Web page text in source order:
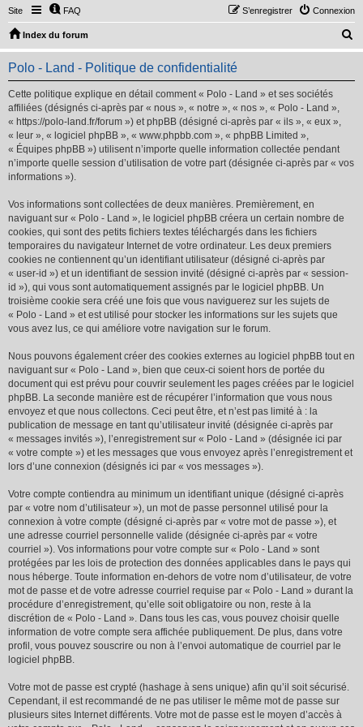
Site FAQ Connexion
S’enregistrer
Index du forum
e
Polo - Land - Politique de confidentialité
Cette politique explique en détail comment « Polo - Land » et ses sociétés
affiliées (désignés ci-après par « nous », « notre », « nos », « Polo - Land »,
« https://polo-land.fr/forum ») et phpBB (désigné ci-après par « ils », « eux »,
« leur », « logiciel phpBB », « www.phpbb.com », « phpBB Limited »,
« Équipes phpBB ») utilisent n’importe quelle information collectée pendant
n’importe quelle session d’utilisation de votre part (désignée ci-après par « vos
informations »).
Vos informations sont collectées de deux manières. Premièrement, en
naviguant sur « Polo - Land », le logiciel phpBB créera un certain nombre de
cookies, qui sont des petits fichiers textes téléchargés dans les fichiers
temporaires du navigateur Internet de votre ordinateur. Les deux premiers
cookies ne contiennent qu’un identifiant utilisateur (désigné ci-après par
« user-id ») et un identifiant de session invité (désigné ci-après par « session-
id »), qui vous sont automatiquement assignés par le logiciel phpBB. Un
troisième cookie sera créé une fois que vous naviguerez sur les sujets de
« Polo - Land » et est utilisé pour stocker les informations sur les sujets que
vous avez lus, ce qui améliore votre navigation sur le forum.
Nous pouvons également créer des cookies externes au logiciel phpBB tout en
naviguant sur « Polo - Land », bien que ceux-ci soient hors de portée du
document qui est prévu pour couvrir seulement les pages créées par le logiciel
phpBB. La seconde manière est de récupérer l’information que vous nous
envoyez et que nous collectons. Ceci peut être, et n’est pas limité à : la
publication de message en tant qu’utilisateur invité (désignée ci-après par
« messages invités »), l’enregistrement sur « Polo - Land » (désignée ici par
« votre compte ») et les messages que vous envoyez après l’enregistrement et
lors d’une connexion (désignés ici par « vos messages »).
Votre compte contiendra au minimum un identifiant unique (désigné ci-après
par « votre nom d’utilisateur »), un mot de passe personnel utilisé pour la
connexion à votre compte (désigné ci-après par « votre mot de passe »), et
une adresse courriel personnelle valide (désignée ci-après par « votre
courriel »). Vos informations pour votre compte sur « Polo - Land » sont
protégées par les lois de protection des données applicables dans le pays qui
nous héberge. Toute information en-dehors de votre nom d’utilisateur, de votre
mot de passe et de votre adresse courriel requise par « Polo - Land » durant la
procédure d’enregistrement, qu’elle soit obligatoire ou non, reste à la
discrétion de « Polo - Land ». Dans tous les cas, vous pouvez choisir quelle
information de votre compte sera affichée publiquement. De plus, dans votre
profil, vous pouvez souscrire ou non à l’envoi automatique de courriel par le
logiciel phpBB.
Votre mot de passe est crypté (hashage à sens unique) afin qu’il soit sécurisé.
Cependant, il est recommandé de ne pas utiliser le même mot de passe sur
plusieurs sites Internet différents. Votre mot de passe est le moyen d’accès à